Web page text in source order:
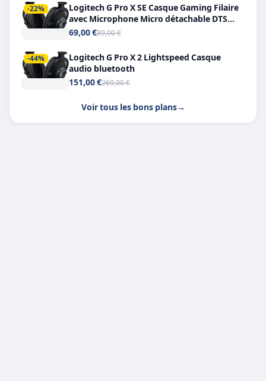
-22%
Logitech G Pro X SE Casque Gaming Filaire
avec Microphone Micro détachable DTS
Headphone X 7.1
69,00 €89,00 €
-44%
Logitech G Pro X 2 Lightspeed Casque
audio bluetooth
151,00 €269,00 €
Voir tous les bons plans→